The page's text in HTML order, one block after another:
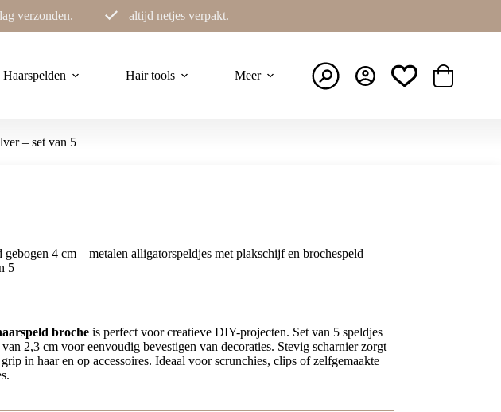
verzonden. altijd netjes verpakt.
Haarspelden Hair tools Meer Winkelwagen
– set van 5
gebogen 4 cm – metalen alligatorspeldjes met plakschijf en brochespeld –
5
brocheis perfect voor creatieve DIY-projecten. Set van 5 speldjes
2,3 cm voor eenvoudig bevestigen van decoraties. Stevig scharnier zorgt
in haar en op accessoires. Ideaal voor scrunchies, clips of zelfgemaakte